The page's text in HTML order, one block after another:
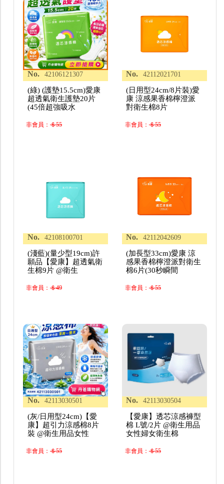
No. 42106121307
(綠) (護墊15.5cm)愛康
超透氣衛生護墊20片
(45倍超強吸水
非會員：＄55
No. 42112021701
(日用型24cm/8片裝)愛
康 涼感果香棉檸澄派
對衛生棉8片
非會員：＄55
No. 42108100701
(淺藍)(量少型19cm)許
願品【愛康】超透氣衛
生棉9片 @衛生
非會員：＄49
No. 42112042609
(加長型33cm)愛康 涼
感果香棉檸澄派對衛生
棉6片(30秒瞬間
非會員：＄55
No. 42113030501
(灰/日用型24cm)【愛
康】超引力涼感棉8片
裝 @衛生用品女性
非會員：＄55
No. 42113030504
【愛康】透芯涼感褲型
棉 L號/2片 @衛生用品
女性婦女衛生棉
非會員：＄55